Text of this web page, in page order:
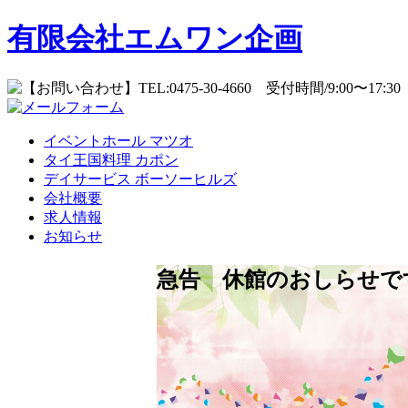
有限会社エムワン企画
イベントホール マツオ
タイ王国料理 カポン
デイサービス ボーソーヒルズ
会社概要
求人情報
お知らせ
急告 休館のおしらせで